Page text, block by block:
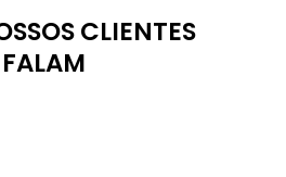
CLIENTES
FALAM